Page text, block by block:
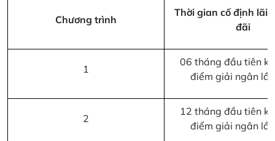
Chương trình
Thời gian cố định lãi
đãi
1
06 tháng đầu tiên
điểm giải ngân
2
12 tháng đầu tiên
điểm giải ngân